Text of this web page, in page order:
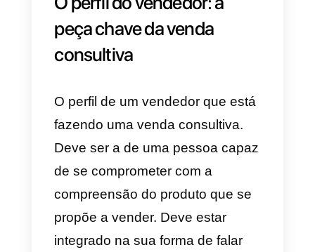
Ofereça melhor atendimento e
qualidade aos interessados ​​em
sua marca.
O que a empresa oferece
Na venda consultiva. A empresa
tem muita consciência de que,
acima de tudo,está vendendo
uma solução em forma de